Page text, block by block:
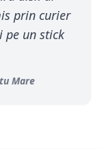
prin curier
pe un stick
Mare